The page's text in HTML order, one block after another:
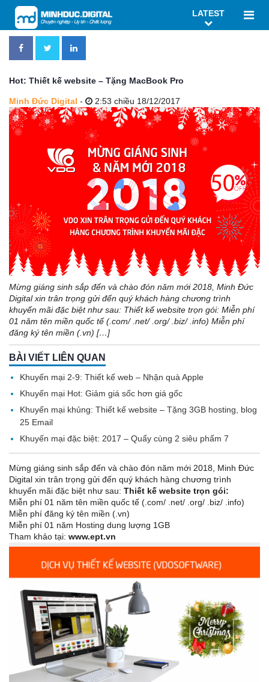
LATEST
Hot: Thiết kế website – Tặng MacBook Pro
Minh Đức Digital - 2:53 chiều 18/12/2017
Mừng giáng sinh sắp đến và chào đón năm mới 2018, Minh Đức
Digital xin trân trọng gửi đến quý khách hàng chương trình
khuyến mãi đặc biệt như sau: Thiết kế website trọn gói: Miễn phí
01 năm tên miền quốc tế (.com/ .net/ .org/ .biz/ .info) Miễn phí
đăng ký tên miền (.vn) […]
BÀI VIẾT LIÊN QUAN
Khuyến mại 2-9: Thiết kế web – Nhận quà Apple
Khuyến mại Hot: Giảm giá sốc hơn giá gốc
Khuyến mại khủng: Thiết kế website – Tặng 3GB hosting, blog
25 Email
Khuyến mại đặc biệt: 2017 – Quẩy cùng 2 siêu phẩm 7
Mừng giáng sinh sắp đến và chào đón năm mới 2018, Minh Đức
Digital xin trân trọng gửi đến quý khách hàng chương trình
khuyến mãi đặc biệt như sau: Thiết kế website trọn gói:
Miễn phí 01 năm tên miền quốc tế (.com/ .net/ .org/ .biz/ .info)
Miễn phí đăng ký tên miền (.vn)
Miễn phí 01 năm Hosting dung lượng 1GB
Tham khảo tại: www.ept.vn